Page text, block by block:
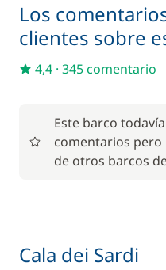
Juego de toallas
Parking Coches
Los
clientes sobre
4,4 · 345 comentario
Este barco
comentarios pero
de otros barcos
Cala dei Sardi